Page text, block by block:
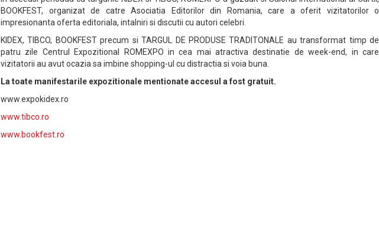
BOOKFEST, organizat de catre Asociatia Editorilor din Romania, care a oferit vizitatorilor o
impresionanta oferta editoriala, intalniri si discutii cu autori celebri.
KIDEX, TIBCO, BOOKFEST precum si TARGUL DE PRODUSE TRADITONALE au transformat timp de
patru zile Centrul Expozitional ROMEXPO in cea mai atractiva destinatie de week-end, in care
vizitatorii au avut ocazia sa imbine shopping-ul cu distractia si voia buna.
La toate manifestarile expozitionale mentionate accesul a fost gratuit.
www.expokidex.ro
www.tibco.ro
www.bookfest.ro